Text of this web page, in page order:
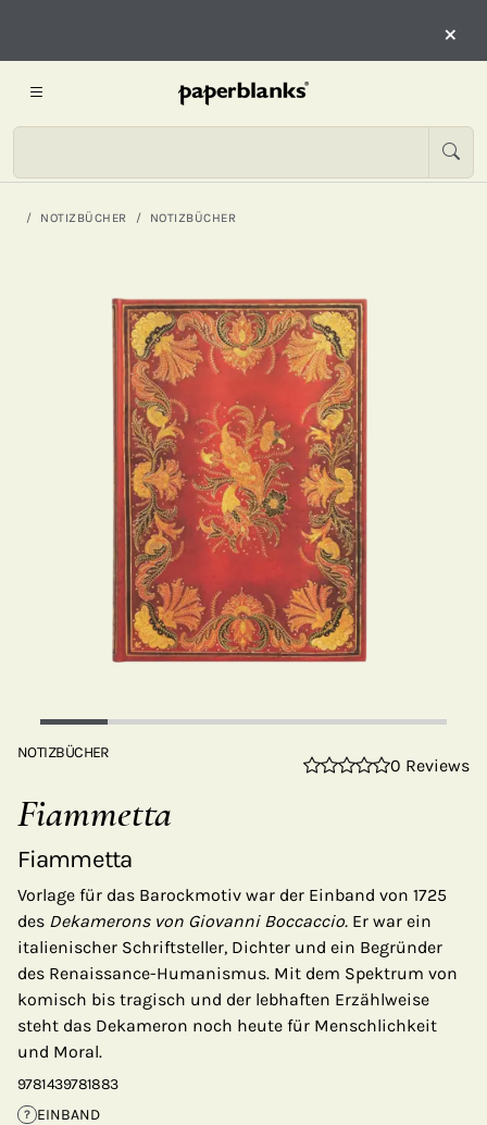
×
NOTIZBÜCHER NOTIZBÜCHER
NOTIZBÜCHER
0 Reviews
Fiammetta
Fiammetta
Vorlage für das Barockmotiv war der Einband von 1725
des Dekamerons von Giovanni Boccaccio. Er war ein
italienischer Schriftsteller, Dichter und ein Begründer
des Renaissance-Humanismus. Mit dem Spektrum von
komisch bis tragisch und der lebhaften Erzählweise
steht das Dekameron noch heute für Menschlichkeit
und Moral.
9781439781883
? EINBAND